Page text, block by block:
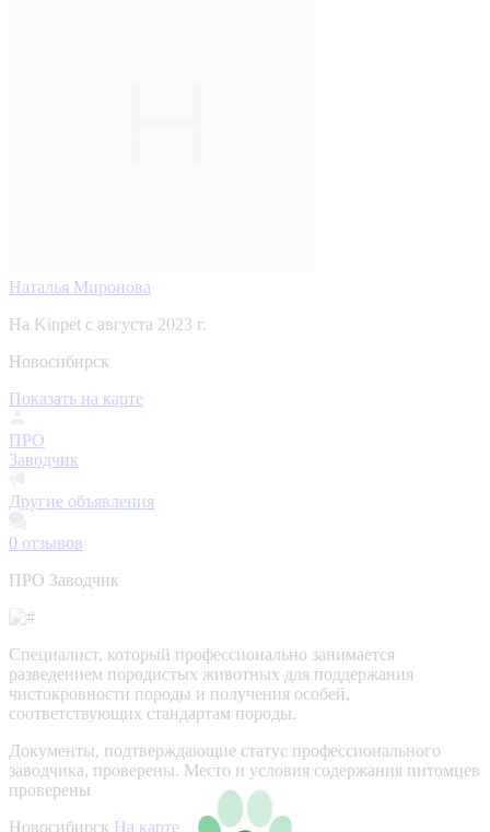
Наталья Миронова
На Kinpet c августа 2023 г.
Новосибирск
Показать на карте
ПРО
Заводчик
Другие объявления
0 отзывов
ПРО Заводчик
Специалист, который профессионально занимается
разведением породистых животных для поддержания
чистокровности породы и получения особей,
соответствующих стандартам породы.
Документы, подтверждающие статус профессионального
заводчика, проверены. Место и условия содержания питомцев
проверены
Новосибирск На карте